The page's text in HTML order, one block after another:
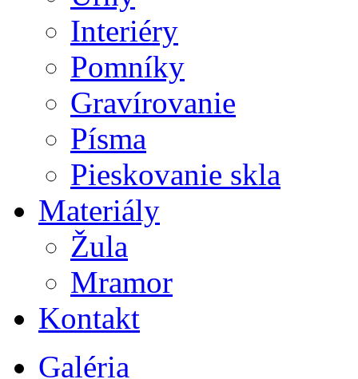
Interiéry
Pomníky
Gravírovanie
Písma
Pieskovanie skla
Materiály
Žula
Mramor
Kontakt
Galéria